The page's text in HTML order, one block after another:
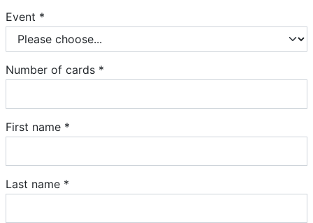
Event *
Number of cards *
First name *
Last name *